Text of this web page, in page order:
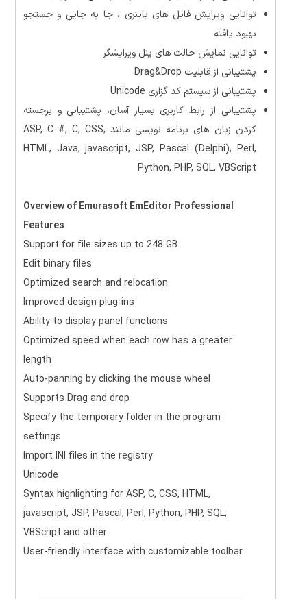
توانایی ویرایش فایل های باینری ، جا به جایی و جستجو
بهبود یافته
توانایی نمایش حالت های پنل ویرایشگر
پشتیبانی از قابلیت Drag&Drop
پشتیبانی از سیستم کد گزاری Unicode
پشتیبانی از رابط کاربری بسیار آسان، پشتیبانی و برجسته
کردن زبان های برنامه نویسی مانند ASP, C #, C, CSS,
HTML, Java, javascript, JSP, Pascal (Delphi), Perl,
Python, PHP, SQL, VBScript
Overview of Emurasoft EmEditor Professional
Features
Support for file sizes up to 248 GB
Edit binary files
Optimized search and relocation
Improved design plug-ins
Ability to display panel functions
Optimized speed when each row has a greater
length
Auto-panning by clicking the mouse wheel
Supports Drag and drop
Specify the temporary folder in the program
settings
Import INI files in the registry
Unicode
Syntax highlighting for ASP, C, CSS, HTML,
javascript, JSP, Pascal, Perl, Python, PHP, SQL,
VBScript and other
User-friendly interface with customizable toolbar